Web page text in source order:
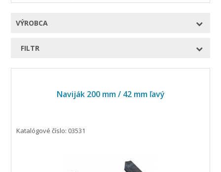
VÝROBCA
FILTR
Naviják 200 mm / 42 mm ľavý
Katalógové číslo: 03531